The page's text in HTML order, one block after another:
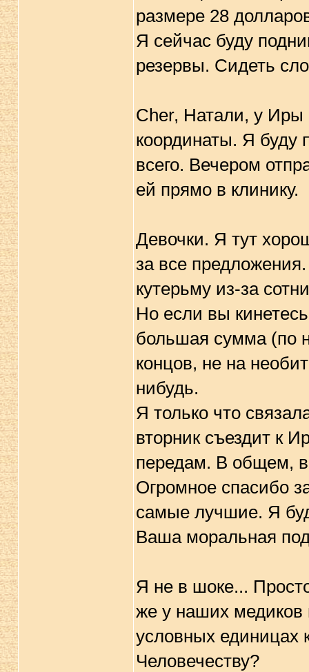
размере 28
Я сейчас буду
резервы. Сидеть
Cher, Натали, у Иры
координаты. Я буду
всего. Вечером
ей прямо в клинику.
Девочки. Я тут
за все
кутерьму из-за
Но если вы
большая сумма (по
концов, не на
нибудь.
Я только что
вторник съездит к
передам. В общем,
Огромное спасибо
самые лучшие. Я
Ваша моральная
Я не в шоке...
же у наших медиков
условных единицах
Человечеству?